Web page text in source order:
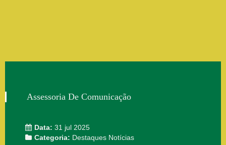
Assessoria De Comunicação
Data: 31 jul 2025
Categoria: Destaques Notícias